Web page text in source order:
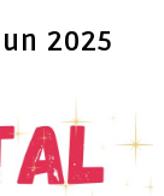
2025